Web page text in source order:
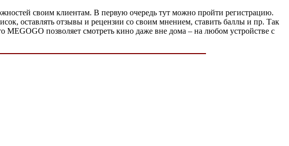
своим клиентам. В первую очередь тут можно пройти регистрацию.
оставлять отзывы и рецензии со своим мнением, ставить баллы и пр. Так
позволяет смотреть кино даже вне дома – на любом устройстве с